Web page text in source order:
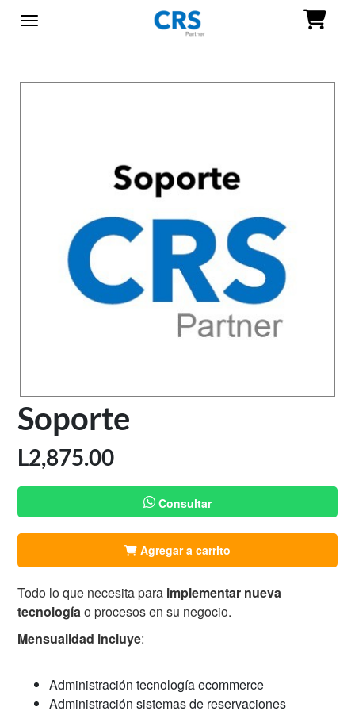
Soporte
L2,875.00
Consultar
Agregar a carrito
Todo lo que necesita para implementar nueva
tecnologíao procesos en su negocio.
Mensualidad incluye:
Administración tecnología ecommerce
Administración sistemas de reservaciones